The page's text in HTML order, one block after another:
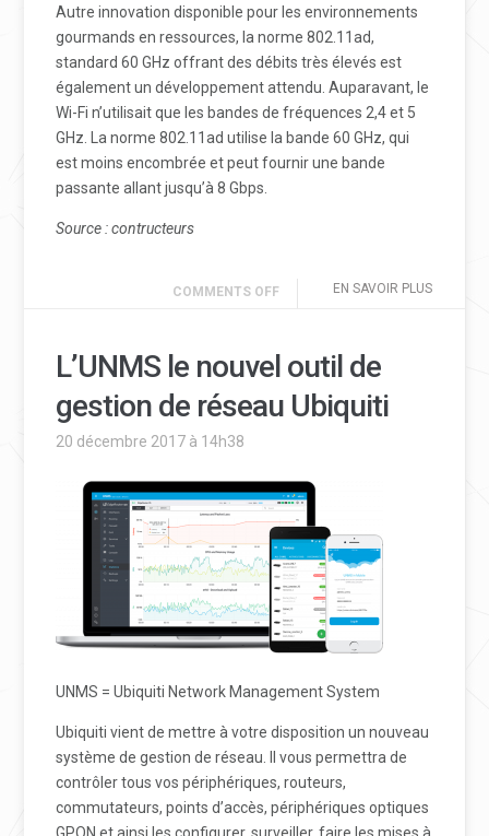
Autre innovation disponible pour les environnements
gourmands en ressources, la norme 802.11ad,
standard 60 GHz offrant des débits très élevés est
également un développement attendu. Auparavant, le
Wi-Fi n’utilisait que les bandes de fréquences 2,4 et 5
GHz. La norme 802.11ad utilise la bande 60 GHz, qui
est moins encombrée et peut fournir une bande
passante allant jusqu’à 8 Gbps.
Source : contructeurs
EN SAVOIR PLUS
COMMENTS OFF
L’UNMS le nouvel outil de
gestion de réseau Ubiquiti
20 décembre 2017 à 14h38
UNMS = Ubiquiti Network Management System
Ubiquiti vient de mettre à votre disposition un nouveau
système de gestion de réseau.
Il vous permettra de
contrôler tous vos périphériques, routeurs,
commutateurs, points d’accès, périphériques optiques